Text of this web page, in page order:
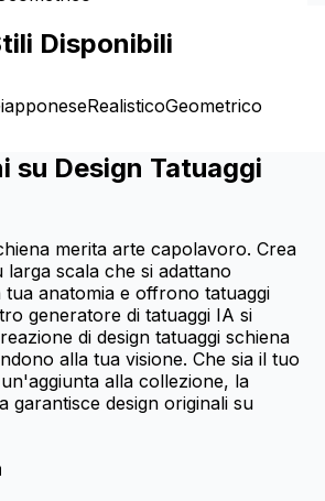
Disponibili
RealisticoGeometrico
su Design Tatuaggi
merita arte capolavoro. Crea
larga scala che si adattano
tua anatomia e offrono tatuaggi
generatore di tatuaggi IA si
di design tatuaggi schiena
alla tua visione. Che sia il tuo
alla collezione, la
garantisce design originali su